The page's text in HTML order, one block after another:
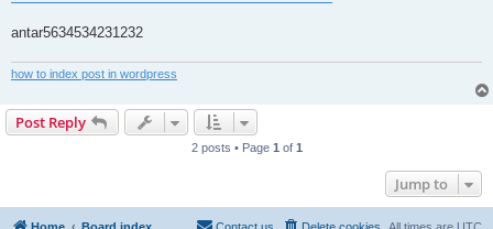
antar5634534231232
how to index post in wordpress
Post Reply
2 posts • Page 1 of 1
Jump to
Home Board index All times are UTC
Delete cookies
Contact us